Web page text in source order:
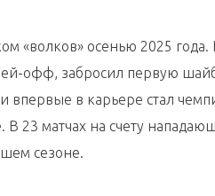
«волков» осенью 2025
офф, забросил первую
впервые в карьере стал
23 матчах на счету
сезоне.